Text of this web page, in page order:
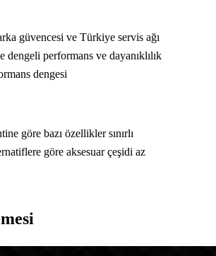
güvencesi ve Türkiye servis ağı
dengeli performans ve dayanıklılık
dengesi
göre bazı özellikler sınırlı
göre aksesuar çeşidi az